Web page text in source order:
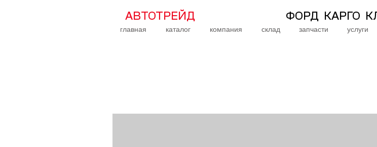
АВТОТРЕЙД ФОРД КАРГО
главная каталог компания склад запчасти услуги